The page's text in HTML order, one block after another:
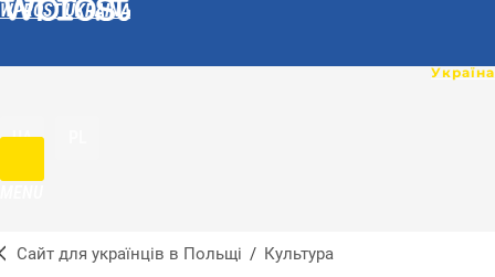
WPROST UKRAINA
UA
Сайт для українців в Польщі / Культура